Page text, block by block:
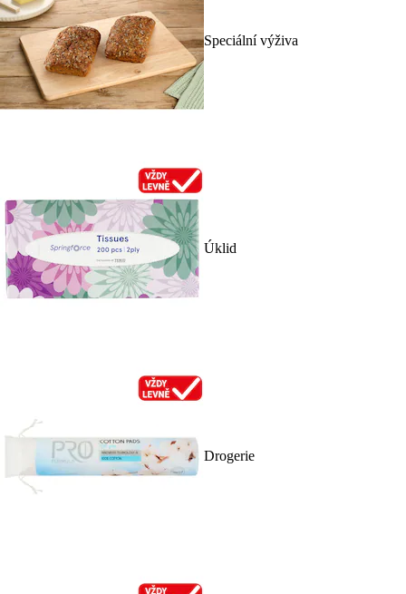
Speciální výživa
Úklid
Drogerie